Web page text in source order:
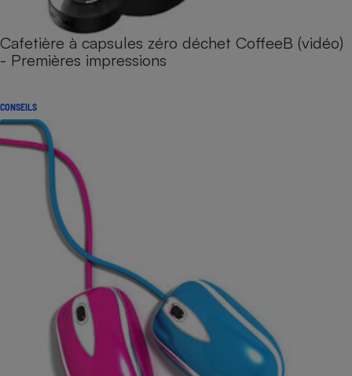
Cafetière à capsules zéro déchet CoffeeB (vidéo)
- Premières impressions
CONSEILS